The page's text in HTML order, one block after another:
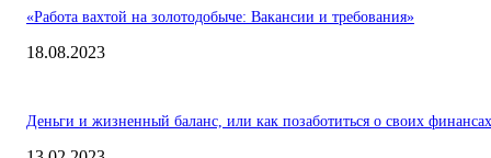
«Работа вахтой на золотодобыче: Вакансии и требования»
18.08.2023
Деньги и жизненный баланс, или как позаботиться о своих финансах